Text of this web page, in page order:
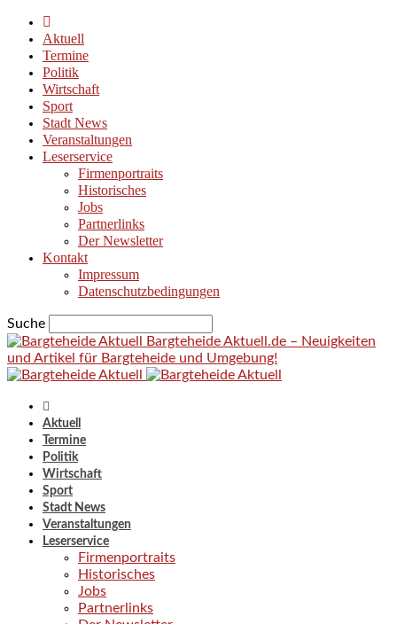
Aktuell
Termine
Politik
Wirtschaft
Sport
Stadt News
Veranstaltungen
Leserservice
Firmenportraits
Historisches
Jobs
Partnerlinks
Der Newsletter
Kontakt
Impressum
Datenschutzbedingungen
Suche
Bargteheide Aktuell.de – Neuigkeiten
und Artikel für Bargteheide und Umgebung!
Aktuell
Termine
Politik
Wirtschaft
Sport
Stadt News
Veranstaltungen
Leserservice
Firmenportraits
Historisches
Jobs
Partnerlinks